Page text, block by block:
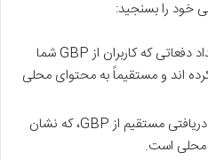
خود را بسنجید:
تعداد دفعاتی که کاربران از GBP شما
اند و مستقیماً به محتوای محلی
تعداد تماس های دریافتی مستقیم از GBP، که نشان
محلی است.